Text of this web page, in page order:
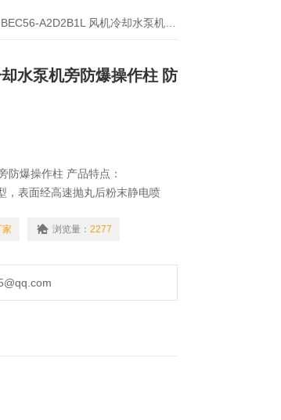
A2D2B1L 风机冷却水泵机旁防爆操作柱 防爆控制箱
水泵机旁防爆操作柱 防
防爆操作柱 产品特点：
，表面经高速抛丸后粉末静电喷
采用隔爆型结构，母线箱及接线
自由组合；
家 浏览量： 2277